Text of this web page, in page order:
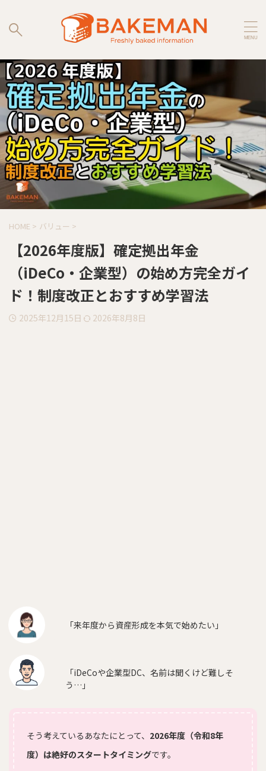
HOME > バリュー >
【2026年度版】確定拠出年金
（iDeCo・企業型）の始め方完全ガイ
ド！制度改正とおすすめ学習法
2025年12月15日 2026年8月8日
「来年度から資産形成を本気で始めたい」
「iDeCoや企業型DC、名前は聞くけど難しそ
う…」
そう考えているあなたにとって、 2026年度（令和8年
度）は絶好のスタートタイミングです。